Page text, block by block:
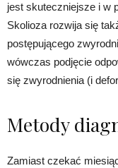
jest skuteczniejsze i w
Skolioza rozwija się
postępującego
wówczas podjęcie
się zwyrodnienia (i
Metody
Zamiast czekać